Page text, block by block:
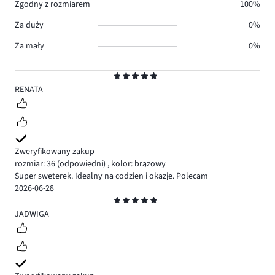
5
RENATA
Zweryfikowany zakup
rozmiar: 36 (odpowiedni) , kolor: brązowy
Super sweterek. Idealny na codzien i okazje. Polecam
2026-06-28
5
JADWIGA
Zgodny z rozmiarem
100%
Za duży
0%
Za mały
0%